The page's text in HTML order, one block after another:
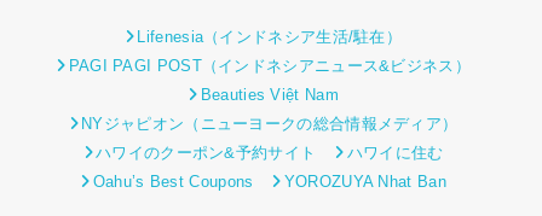
Lifenesia（インドネシア生活/駐在）
PAGI PAGI POST（インドネシアニュース&ビジネス）
Beauties Việt Nam
NYジャピオン（ニューヨークの総合情報メディア）
ハワイのクーポン&予約サイト
ハワイに住む
Oahu’s Best Coupons
YOROZUYA Nhat Ban